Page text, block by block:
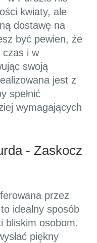
kwiaty, ale
dostawę na
być pewien, że
czas i w
swoją
jest z
spełnić
wymagających
- Zaskocz
przez
idealny sposób
bliskim osobom.
piękny